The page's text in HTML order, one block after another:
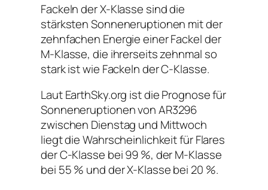
Fackeln der X-Klasse sind die
stärksten Sonneneruptionen mit der
zehnfachen Energie einer Fackel der
M-Klasse, die ihrerseits zehnmal so
stark ist wie Fackeln der C-Klasse.
Laut EarthSky.org ist die Prognose für
Sonneneruptionen von AR3296
zwischen Dienstag und Mittwoch
liegt die Wahrscheinlichkeit für Flares
der C-Klasse bei 99 %, der M-Klasse
bei 55 % und der X-Klasse bei 20 %.